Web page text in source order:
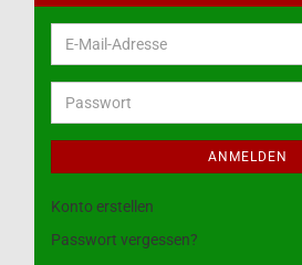
E-
Mail-
Adresse
Passwort
ANMELDEN
Konto erstellen
Passwort vergessen?